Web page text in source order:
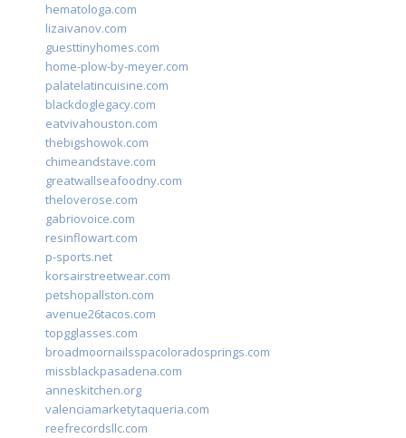
hematologa.com
lizaivanov.com
guesttinyhomes.com
home-plow-by-meyer.com
palatelatincuisine.com
blackdoglegacy.com
eatvivahouston.com
thebigshowok.com
chimeandstave.com
greatwallseafoodny.com
theloverose.com
gabriovoice.com
resinflowart.com
p-sports.net
korsairstreetwear.com
petshopallston.com
avenue26tacos.com
topgglasses.com
broadmoornailsspacoloradosprings.com
missblackpasadena.com
anneskitchen.org
valenciamarketytaqueria.com
reefrecordsllc.com